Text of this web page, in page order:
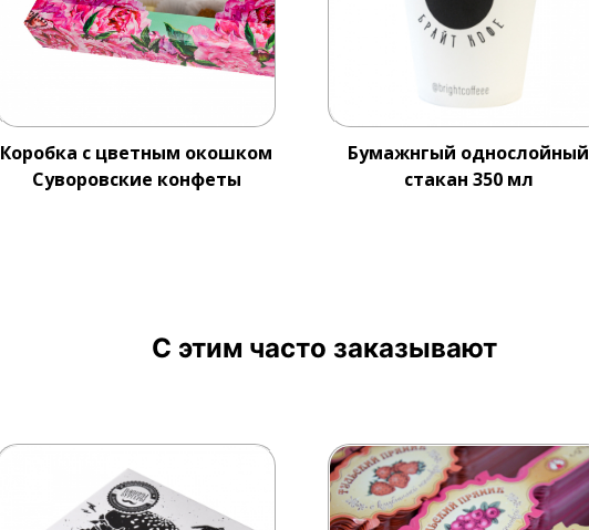
Коробка с цветным окошком
Суворовские конфеты
Бумажнгый однослойный
стакан 350 мл
С этим часто заказывают